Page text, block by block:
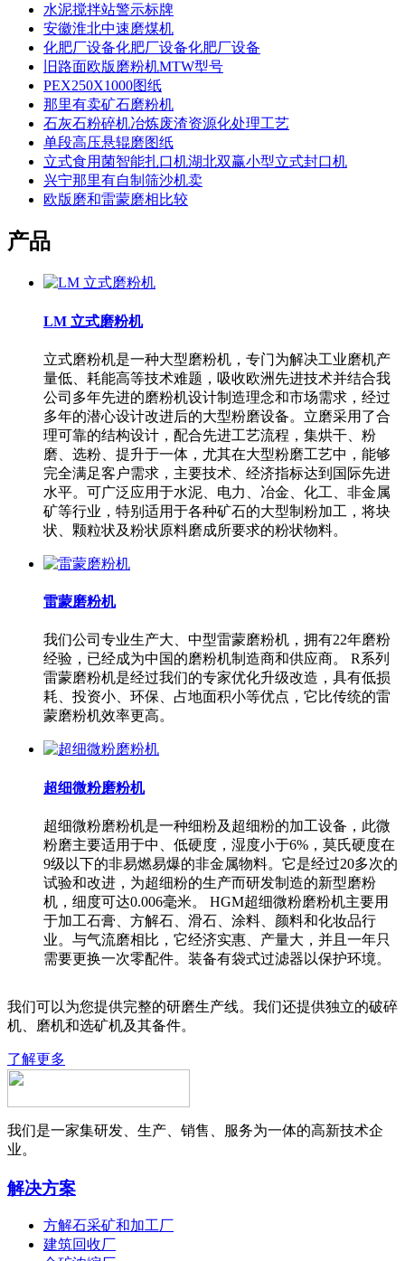
水泥搅拌站警示标牌
安徽淮北中速磨煤机
化肥厂设备化肥厂设备化肥厂设备
旧路面欧版磨粉机MTW型号
PEX250X1000图纸
那里有卖矿石磨粉机
石灰石粉碎机冶炼废渣资源化处理工艺
单段高压悬辊磨图纸
立式食用菌智能扎口机湖北双赢小型立式封口机
兴宁那里有自制筛沙机卖
欧版磨和雷蒙磨相比较
产品
LM 立式磨粉机
立式磨粉机是一种大型磨粉机，专门为解决工业磨机产
量低、耗能高等技术难题，吸收欧洲先进技术并结合我
公司多年先进的磨粉机设计制造理念和市场需求，经过
多年的潜心设计改进后的大型粉磨设备。立磨采用了合
理可靠的结构设计，配合先进工艺流程，集烘干、粉
磨、选粉、提升于一体，尤其在大型粉磨工艺中，能够
完全满足客户需求，主要技术、经济指标达到国际先进
水平。可广泛应用于水泥、电力、冶金、化工、非金属
矿等行业，特别适用于各种矿石的大型制粉加工，将块
状、颗粒状及粉状原料磨成所要求的粉状物料。
雷蒙磨粉机
我们公司专业生产大、中型雷蒙磨粉机，拥有22年磨粉
经验，已经成为中国的磨粉机制造商和供应商。 R系列
雷蒙磨粉机是经过我们的专家优化升级改造，具有低损
耗、投资小、环保、占地面积小等优点，它比传统的雷
蒙磨粉机效率更高。
超细微粉磨粉机
超细微粉磨粉机是一种细粉及超细粉的加工设备，此微
粉磨主要适用于中、低硬度，湿度小于6%，莫氏硬度在
9级以下的非易燃易爆的非金属物料。它是经过20多次的
试验和改进，为超细粉的生产而研发制造的新型磨粉
机，细度可达0.006毫米。 HGM超细微粉磨粉机主要用
于加工石膏、方解石、滑石、涂料、颜料和化妆品行
业。与气流磨相比，它经济实惠、产量大，并且一年只
需要更换一次零配件。装备有袋式过滤器以保护环境。
我们可以为您提供完整的研磨生产线。我们还提供独立的破碎
机、磨机和选矿机及其备件。
了解更多
我们是一家集研发、生产、销售、服务为一体的高新技术企
业。
解决方案
方解石采矿和加工厂
建筑回收厂